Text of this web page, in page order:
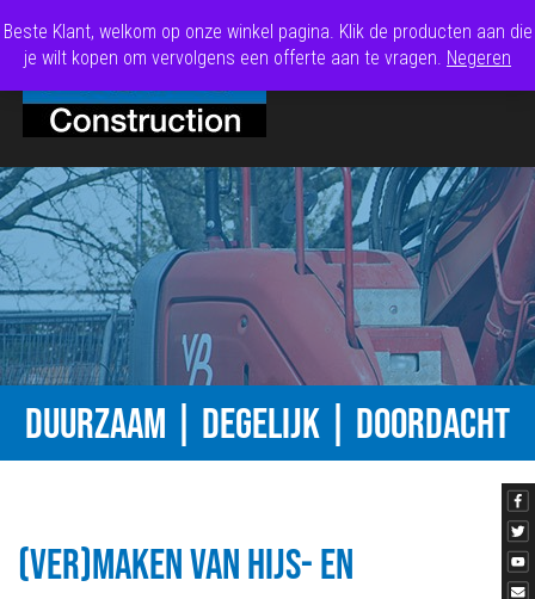
DUURZAAM | DEGELIJK | DOORDACHT
(VER)MAKEN VAN HIJS- EN
Beste Klant, welkom op onze winkel pagina. Klik de producten aan die
je wilt kopen om vervolgens een offerte aan te vragen. Negeren